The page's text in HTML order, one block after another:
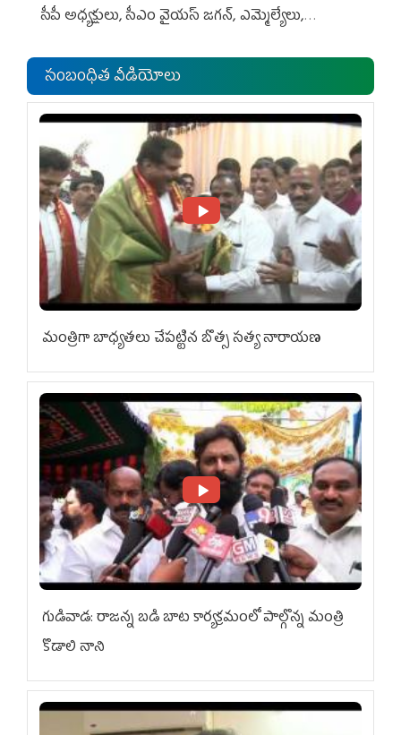
సీపీ అధ్య‌క్షులు, సీఎం వైయ‌స్ జ‌గ‌న్, ఎమ్మెల్యేలు,
సంబంధిత వీడియోలు
మంత్రిగా బాధ్యతలు చేపట్టిన బొత్స సత్య నారాయణ
గుడివాడ: రాజన్న బడి బాట కార్యక్రమంలో పాల్గొన్న మంత్రి
కొడాలి నాని